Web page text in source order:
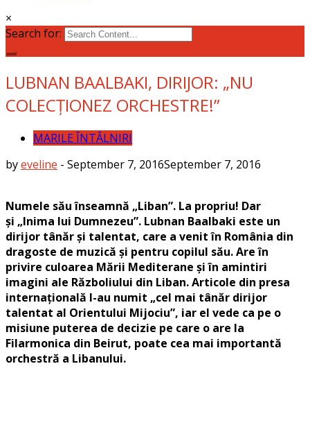
×
Search for:
LUBNAN BAALBAKI, DIRIJOR: „NU
COLECȚIONEZ ORCHESTRE!”
MARILE ÎNTÂLNIRI
byeveline - September 7, 2016September 7, 2016
Numele său înseamnă „Liban”. La propriu! Dar
și „Inima lui Dumnezeu”. Lubnan Baalbaki este un
dirijor tânăr și talentat, care a venit în România din
dragoste de muzică și pentru copilul său. Are în
privire culoarea Mării Mediterane și în amintiri
imagini ale Războliului din Liban. Articole din presa
internațională l-au numit „cel mai tânăr dirijor
talentat al Orientului Mijociu”, iar el vede ca pe o
misiune puterea de decizie pe care o are la
Filarmonica din Beirut, poate cea mai importantă
orchestră a Libanului.